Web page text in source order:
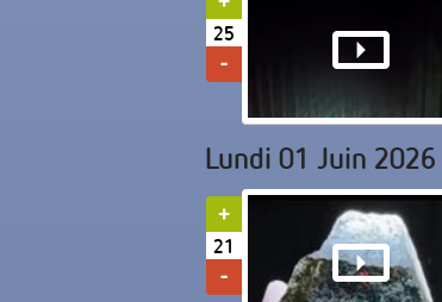
25
Lundi 01 Juin 2026
21